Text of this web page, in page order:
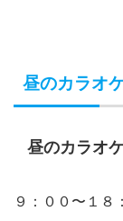
昼のカラオ
昼のカラオ
９：００〜１８